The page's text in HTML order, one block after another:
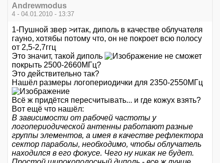
Andrewmodus
4 - 04.01.2010 - 13:37
1-Пушной звер >итак, диполь в качестве облучателя
гауно, хотябы потому что, он не покроет всю полосу
от 2,5-2,7ггц
Это значит, такой диполь
не сможет
покрыть 2500-2660МГц?
Это действительно так?
Нашёл размеры логопериодички для 2350-2550МГц
Всё ж придётся пересчитывать... и где кожух взять?
Вот ещё что нашёл:
В зависимости от рабочей частоты у
логопериодической антенны работают разные
группы элементов, а имея в качестве рефлектора
сектор параболы, необходимо, чтобы облучатель
находился в его фокусе. Чего ну никак не будет.